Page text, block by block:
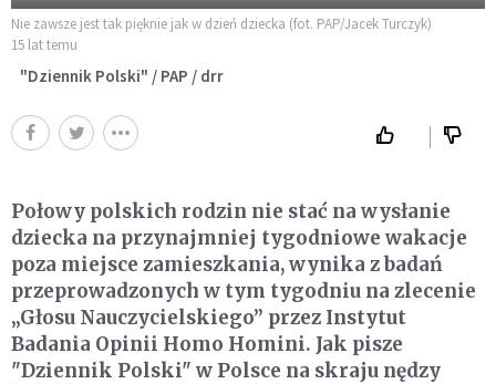
Nie zawsze jest tak pięknie jak w dzień dziecka (fot. PAP/Jacek Turczyk)
15 lat temu
"Dziennik Polski" / PAP / drr
Połowy polskich rodzin nie stać na wysłanie
dziecka na przynajmniej tygodniowe wakacje
poza miejsce zamieszkania, wynika z badań
przeprowadzonych w tym tygodniu na zlecenie
„Głosu Nauczycielskiego” przez Instytut
Badania Opinii Homo Homini. Jak pisze
"Dziennik Polski" w Polsce na skraju nędzy